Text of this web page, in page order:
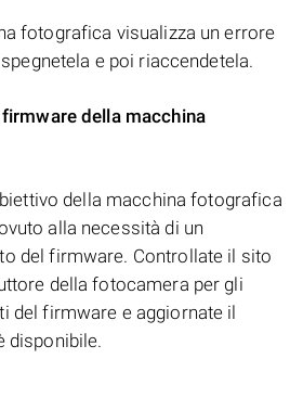
fotografica visualizza un errore
spegnetela e poi riaccendetela.
della macchina
della macchina fotografica
alla necessità di un
del firmware. Controllate il sito
della fotocamera per gli
del firmware e aggiornate il
disponibile.